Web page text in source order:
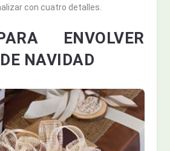
con cuatro detalles.
ENVOLVER
NAVIDAD